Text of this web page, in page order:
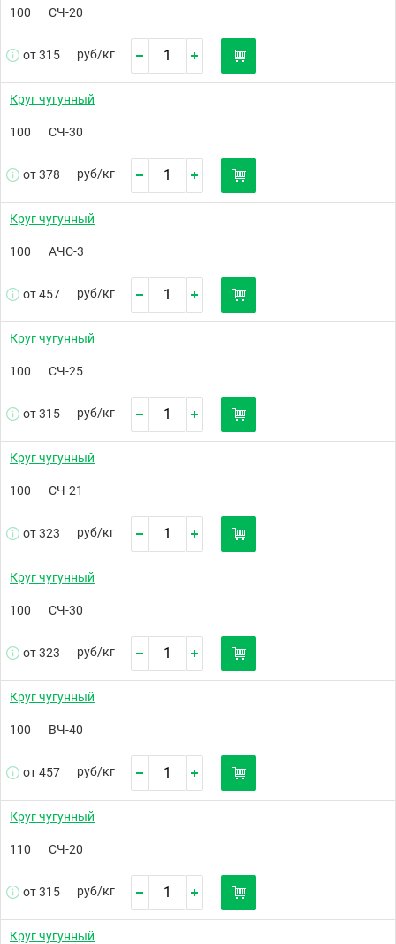
100 СЧ-20
от 315 руб/кг
Круг чугунный
100 СЧ-30
от 378 руб/кг
Круг чугунный
100 АЧС-3
от 457 руб/кг
Круг чугунный
100 СЧ-25
от 315 руб/кг
Круг чугунный
100 СЧ-21
от 323 руб/кг
Круг чугунный
100 СЧ-30
от 323 руб/кг
Круг чугунный
100 ВЧ-40
от 457 руб/кг
Круг чугунный
110 СЧ-20
от 315 руб/кг
Круг чугунный